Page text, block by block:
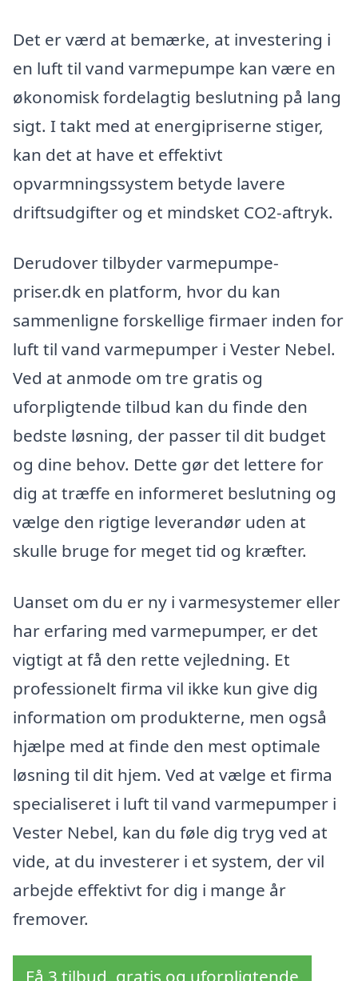
Det er værd at bemærke, at investering i
en luft til vand varmepumpe kan være en
økonomisk fordelagtig beslutning på lang
sigt. I takt med at energipriserne stiger,
kan det at have et effektivt
opvarmningssystem betyde lavere
driftsudgifter og et mindsket CO2-aftryk.
Derudover tilbyder varmepumpe-
priser.dk en platform, hvor du kan
sammenligne forskellige firmaer inden for
luft til vand varmepumper i Vester Nebel.
Ved at anmode om tre gratis og
uforpligtende tilbud kan du finde den
bedste løsning, der passer til dit budget
og dine behov. Dette gør det lettere for
dig at træffe en informeret beslutning og
vælge den rigtige leverandør uden at
skulle bruge for meget tid og kræfter.
Uanset om du er ny i varmesystemer eller
har erfaring med varmepumper, er det
vigtigt at få den rette vejledning. Et
professionelt firma vil ikke kun give dig
information om produkterne, men også
hjælpe med at finde den mest optimale
løsning til dit hjem. Ved at vælge et firma
specialiseret i luft til vand varmepumper i
Vester Nebel, kan du føle dig tryg ved at
vide, at du investerer i et system, der vil
arbejde effektivt for dig i mange år
fremover.
Få 3 tilbud, gratis og uforpligtende